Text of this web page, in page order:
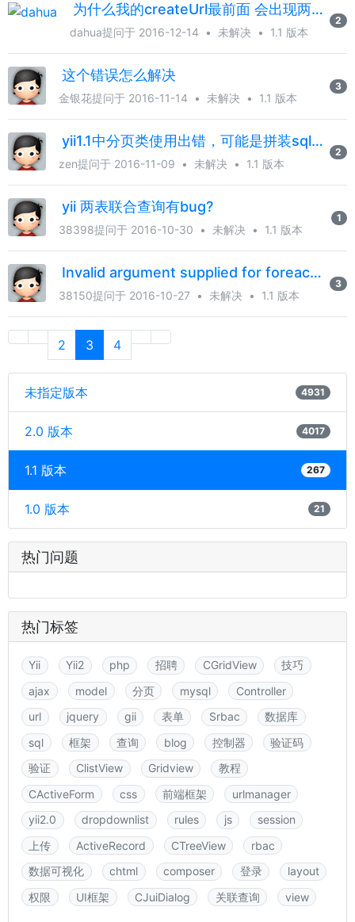
为什么我的createUrl最前面 会出现两条斜线
dahua提问于 2016-12-14 • 未解决 • 1.1 版本
2
这个错误怎么解决
金银花提问于 2016-11-14 • 未解决 • 1.1 版本
3
yii1.1中分页类使用出错，可能是拼装sql语句出错，求高手指点
zen提问于 2016-11-09 • 未解决 • 1.1 版本
2
yii 两表联合查询有bug?
38398提问于 2016-10-30 • 未解决 • 1.1 版本
1
Invalid argument supplied for foreach()
38150提问于 2016-10-27 • 未解决 • 1.1 版本
3
2 3 4
未指定版本 4931
2.0 版本 4017
1.1 版本 267
1.0 版本 21
热门问题
热门标签
Yii Yii2 php 招聘 CGridView
技巧
ajax
model 分页 mysql
Controller
url
jquery gii 表单 Srbac
数据库
sql
框架 查询 blog 控制器
验证码
验证
ClistView Gridview
教程
CActiveForm
css 前端框架
urlmanager
yii2.0
dropdownlist rules js
session
上传
ActiveRecord CTreeView
rbac
数据可视化
chtml composer 登录
layout
权限
UI框架 CJuiDialog 关联查询 view